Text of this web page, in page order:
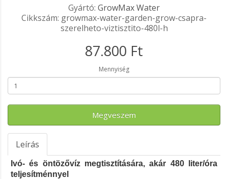
Gyártó: GrowMax Water
Cikkszám: growmax-water-garden-grow-csapra-
szerelheto-viztisztito-480l-h
87.800 Ft
Mennyiség
Megveszem
Leírás
Ivó- és öntözővíz megtisztítására, akár 480 liter/óra
teljesítménnyel